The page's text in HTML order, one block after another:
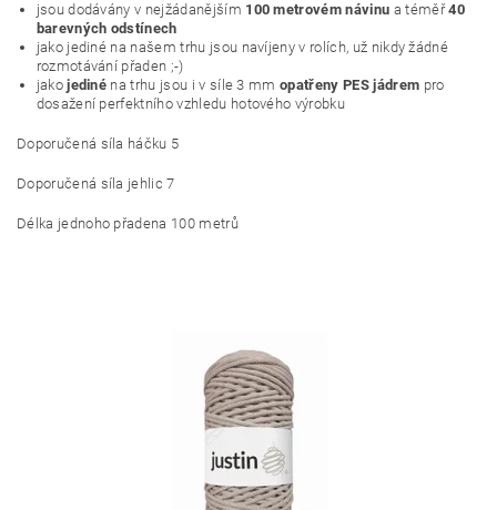
jsou dodávány v nejžádanějším 100 metrovém návinu a téměř40
barevných odstínech
jako jediné na našem trhu jsou navíjeny v rolích, už nikdy žádné
rozmotávání přaden ;-)
jakojediné na trhu jsou i v síle 3 mmopatřeny PES jádrem pro
dosažení perfektního vzhledu hotového výrobku
Doporučená síla háčku 5
Doporučená síla jehlic 7
Délka jednoho přadena 100 metrů